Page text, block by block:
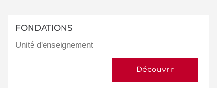
FONDATIONS
Unité d'enseignement
Découvrir